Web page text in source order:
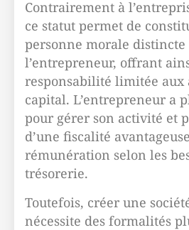
Contrairement à
ce statut permet de
personne morale distincte
l’entrepreneur, offrant
responsabilité limitée aux
capital. L’entrepreneur a
pour gérer son activité et
d’une fiscalité
rémunération selon les
trésorerie.
Toutefois, créer une
nécessite des formalités